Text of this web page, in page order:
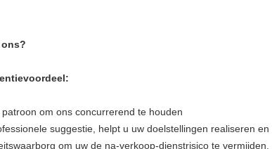
ons?
patroon om ons concurrerend te houden
suggestie, helpt u uw doelstellingen realiseren
om uw de na-verkoop-dienstrisico te vermijden.